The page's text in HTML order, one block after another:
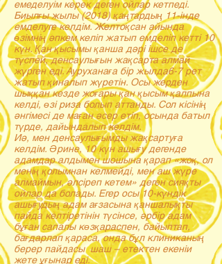
емеделуім керек деген ойлар кетпеді.
Биылғы жылы (2018) қаңтардың 11-інде
емделуге келдім. Желтоқсан айында
өзімнің әпкем келіп жатып емделіп кетті 10
күн. Қан қысымы қанша дәрі ішсе де
түспей, денсаулығын жақсарта алмай
жүрген еді. Ауруханаға бір жылда6-7 рет
жатып қиналып жүретін. Осы жерден
шыққан кезде жоғары қан қысым қалпына
келді, өзі риза болып аттанды. Сол кісінің
әнгімесі де маған әсер етіп, осында батыл
түрде, дайындалып келдім.
Иә, мен денсаулығымды жақсартуға
келдім. Әрине, 10 күн ашығу дегенде
адамдар алдымен шошына қарап «жоқ, ол
менің қолымнан келмейді, мен аш жүре
алмаймын, әлсіреп кетем» деген сияқты
ойлар да болады. Егер осы 10-күндік
ашығудың адам ағзасына қаншалықты
пайда келтіретінін түсінсе, әрбір адам
бұған сапалы көзқараспен, байыптап,
бағдарлап қараса, онда бұл клиниканың
берер пайдасы шаш – етектен екеніи
жете ұғынар еді.